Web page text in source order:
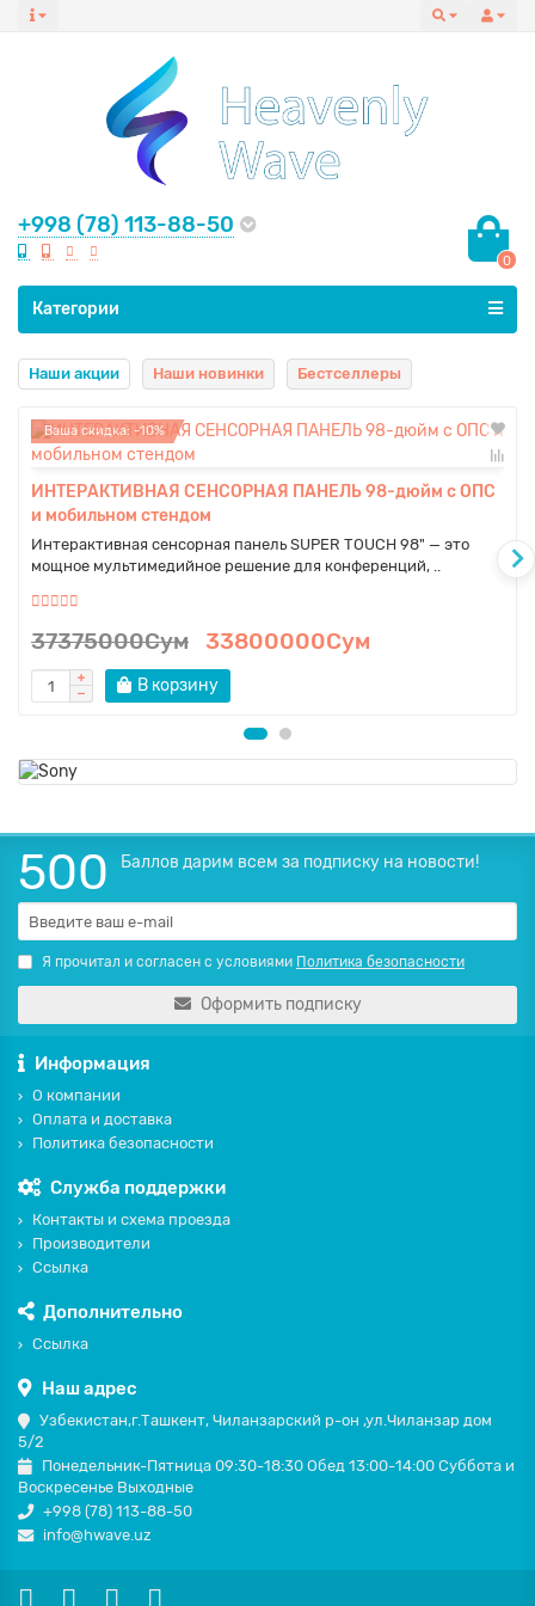
+998 (78) 113-88-50
0
Все категории
Категории
Наши акции Наши новинки Бестселлеры
Ваша скидка: -10%
ИНТЕРАКТИВНАЯ СЕНСОРНАЯ ПАНЕЛЬ 98-дюйм с ОПС
и мобильном стендом
Интерактивная сенсорная панель SUPER TOUCH 98" — это
мощное мультимедийное решение для конференций, ..
37375000Сум 33800000Сум
В корзину
500 Баллов дарим всем за подписку на новости!
Я прочитал и согласен с условиями Политика безопасности
Оформить подписку
Информация
О компании
Оплата и доставка
Политика безопасности
Служба поддержки
Контакты и схема проезда
Производители
Ссылка
Дополнительно
Ссылка
Наш адрес
Узбекистан,г.Ташкент, Чиланзарский р-он ,ул.Чиланзар дом
5/2
Понедельник-Пятница 09:30-18:30 Обед 13:00-14:00 Суббота и
Воскресенье Выходные
+998 (78) 113-88-50
info@hwave.uz